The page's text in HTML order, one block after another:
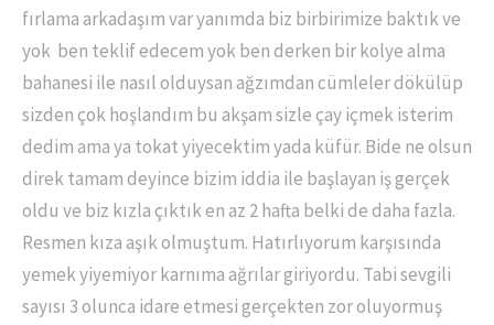
fırlama arkadaşım var yanımda biz birbirimize baktık ve
yok ben teklif edecem yok ben derken bir kolye alma
bahanesi ile nasıl olduysan ağzımdan cümleler dökülüp
sizden çok hoşlandım bu akşam sizle çay içmek isterim
dedim ama ya tokat yiyecektim yada küfür. Bide ne olsun
direk tamam deyince bizim iddia ile başlayan iş gerçek
oldu ve biz kızla çıktık en az 2 hafta belki de daha fazla.
Resmen kıza aşık olmuştum. Hatırlıyorum karşısında
yemek yiyemiyor karnıma ağrılar giriyordu. Tabi sevgili
sayısı 3 olunca idare etmesi gerçekten zor oluyormuş